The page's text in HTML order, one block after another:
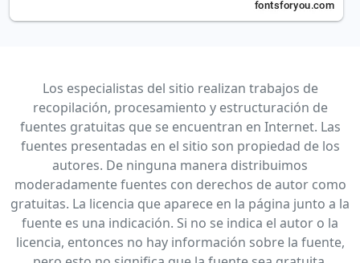
Los especialistas del sitio realizan trabajos de
recopilación, procesamiento y estructuración de
fuentes gratuitas que se encuentran en Internet. Las
fuentes presentadas en el sitio son propiedad de los
autores. De ninguna manera distribuimos
moderadamente fuentes con derechos de autor como
gratuitas. La licencia que aparece en la página junto a la
fuente es una indicación. Si no se indica el autor o la
licencia, entonces no hay información sobre la fuente,